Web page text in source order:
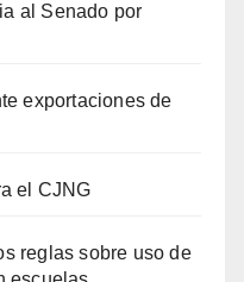
al Senado por
exportaciones de
el CJNG
reglas sobre uso de